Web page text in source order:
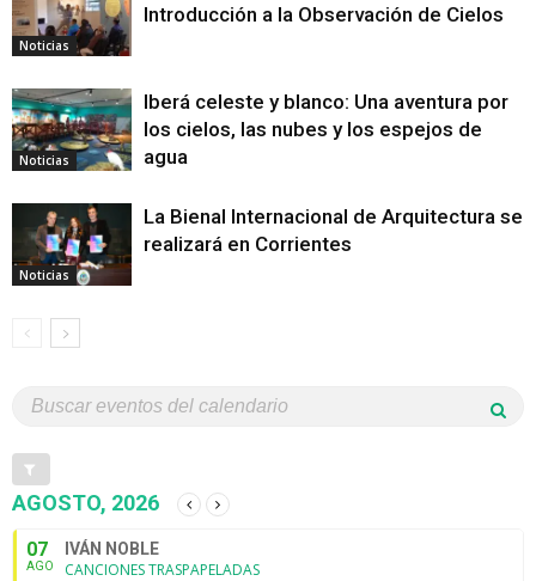
Noticias
Introducción a la Observación de Cielos
Noticias
Iberá celeste y blanco: Una aventura por
los cielos, las nubes y los espejos de
agua
Noticias
La Bienal Internacional de Arquitectura se
realizará en Corrientes
AGOSTO, 2026
07
AGO
IVÁN NOBLE
CANCIONES TRASPAPELADAS